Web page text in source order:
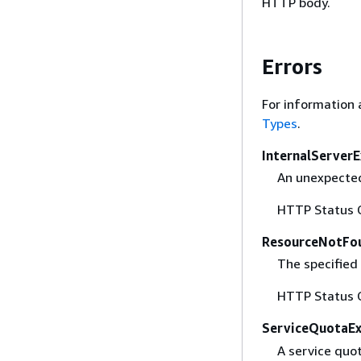
Errors
For information
Types.
An
HTTP Status
The
HTTP Status
A service